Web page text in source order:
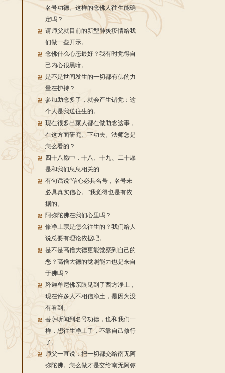
名号功德。这样的念佛人往生能确
定吗？
请师父就目前的新型肺炎疫情给我
们做一些开示。
念佛什么心态最好？我有时觉得自
己内心很黑暗。
是不是世间发生的一切都有佛的力
量在护持？
参加助念多了，就会产生错觉：这
个人是我送往生的。
现在很多出家人都在做助念这事，
在这方面研究、下功夫。法师您是
怎么看的？
四十八愿中，十八、十九、二十愿
是和我们息息相关的
有句话说“信心必具名号，名号未
必具真实信心。”我觉得也是有依
据的。
阿弥陀佛在我们心里吗？
修净土宗是怎么往生的？我们给人
说总要有理论依据吧。
是不是高僧大德更能觉察到自己的
恶？高僧大德的觉照能力也是来自
于佛吗？
释迦牟尼佛亲眼见到了西方净土，
现在许多人不相信净土，是因为没
有看到。
菩萨听闻到名号功德，也和我们一
样，想往生净土了，不靠自己修行
了。
师父一直说：把一切都交给南无阿
弥陀佛。怎么做才是交给南无阿弥